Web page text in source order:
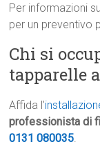
Per informazioni
per un preventivo
Chi si
tapparelle
Affida l’
professionista di
0131 080035.